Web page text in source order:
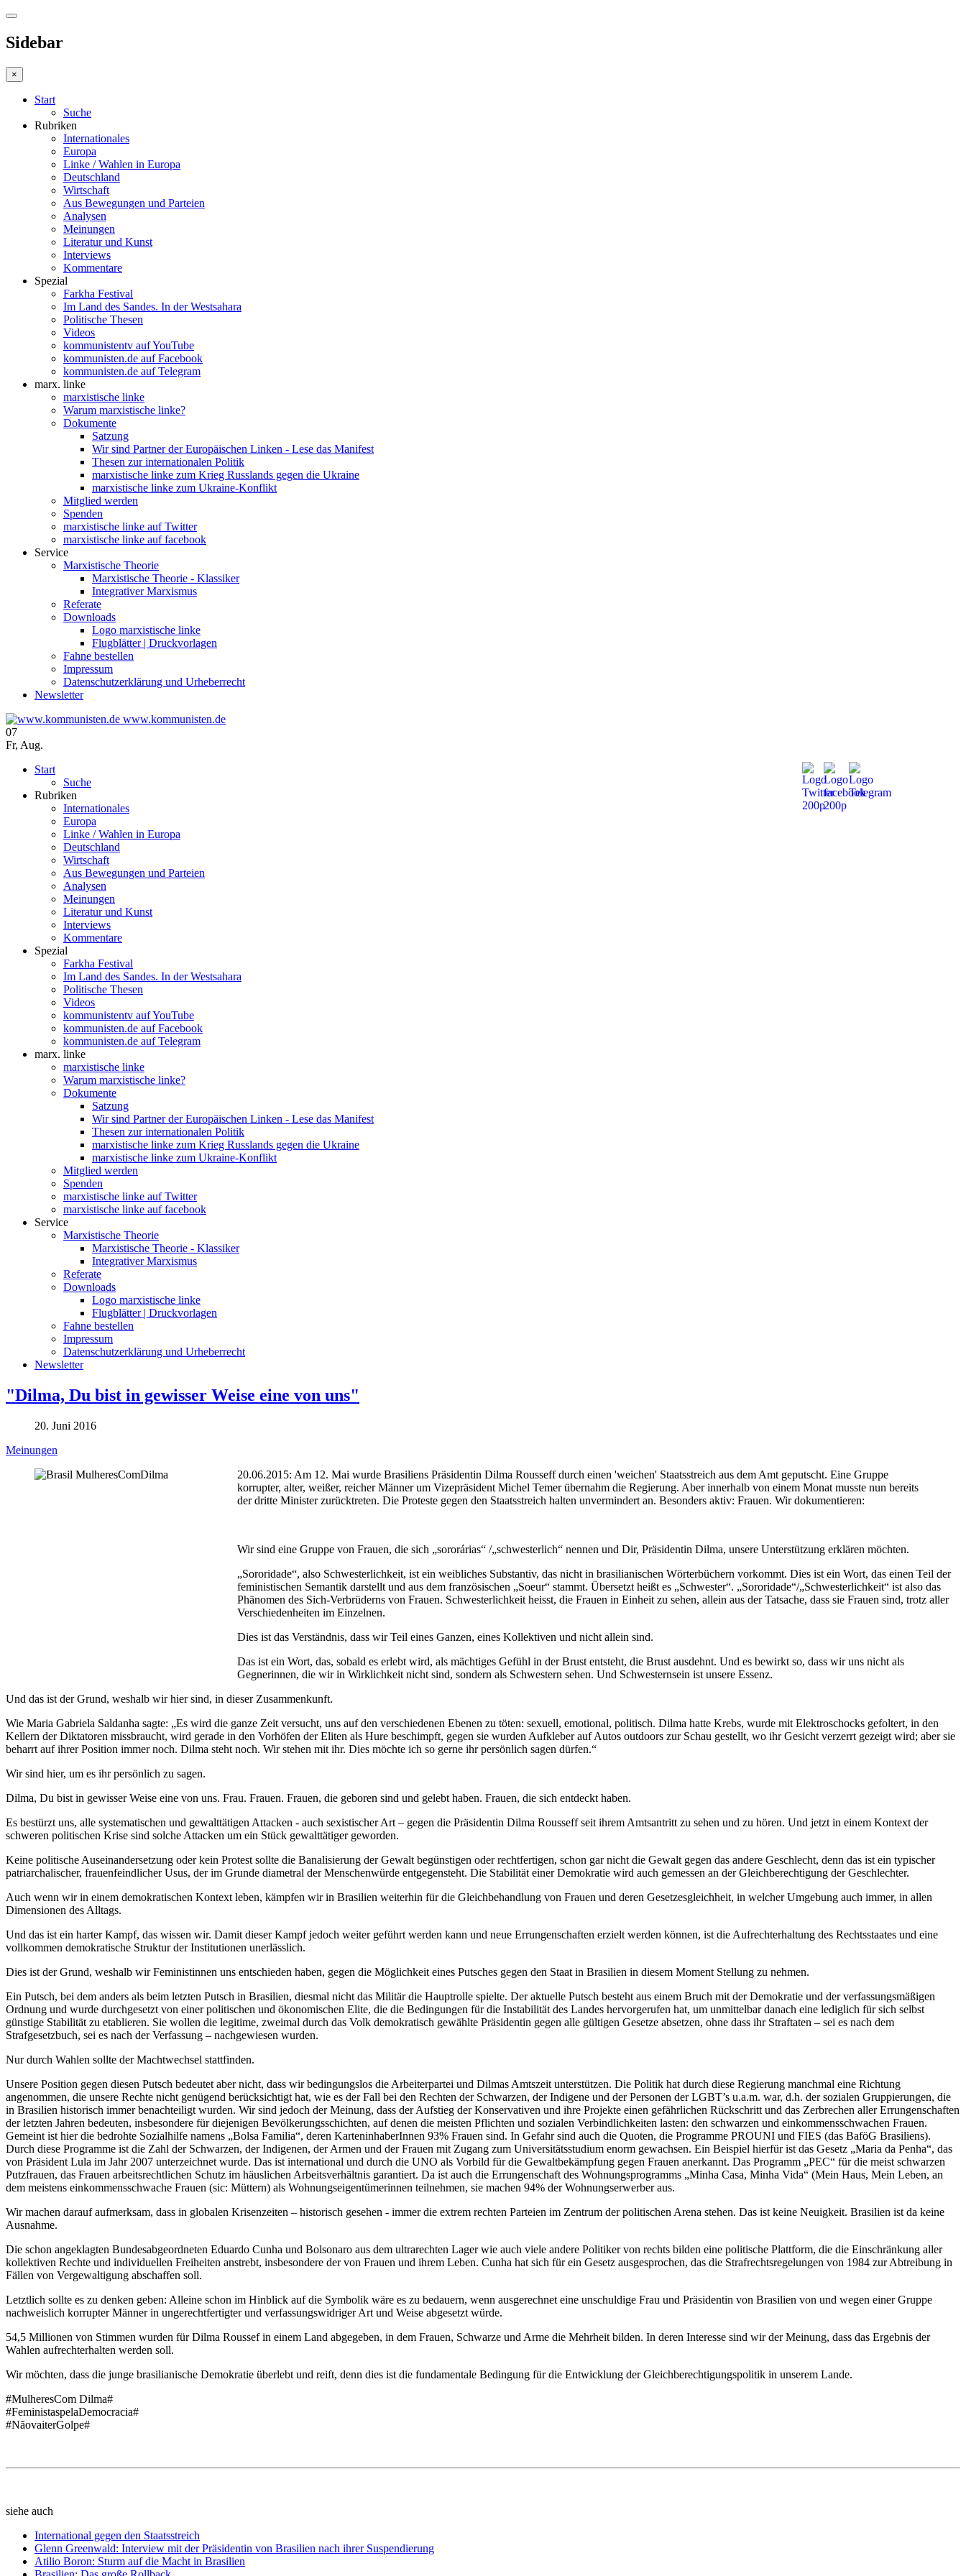
Sidebar
×
Start
Suche
Rubriken
Internationales
Europa
Linke / Wahlen in Europa
Deutschland
Wirtschaft
Aus Bewegungen und Parteien
Analysen
Meinungen
Literatur und Kunst
Interviews
Kommentare
Spezial
Farkha Festival
Im Land des Sandes. In der Westsahara
Politische Thesen
Videos
kommunistentv auf YouTube
kommunisten.de auf Facebook
kommunisten.de auf Telegram
marx. linke
marxistische linke
Warum marxistische linke?
Dokumente
Satzung
Wir sind Partner der Europäischen Linken - Lese das Manifest
Thesen zur internationalen Politik
marxistische linke zum Krieg Russlands gegen die Ukraine
marxistische linke zum Ukraine-Konflikt
Mitglied werden
Spenden
marxistische linke auf Twitter
marxistische linke auf facebook
Service
Marxistische Theorie
Marxistische Theorie - Klassiker
Integrativer Marxismus
Referate
Downloads
Logo marxistische linke
Flugblätter | Druckvorlagen
Fahne bestellen
Impressum
Datenschutzerklärung und Urheberrecht
Newsletter
www.kommunisten.de
07
Fr, Aug.
Start
Suche
Rubriken
Internationales
Europa
Linke / Wahlen in Europa
Deutschland
Wirtschaft
Aus Bewegungen und Parteien
Analysen
Meinungen
Literatur und Kunst
Interviews
Kommentare
Spezial
Farkha Festival
Im Land des Sandes. In der Westsahara
Politische Thesen
Videos
kommunistentv auf YouTube
kommunisten.de auf Facebook
kommunisten.de auf Telegram
marx. linke
marxistische linke
Warum marxistische linke?
Dokumente
Satzung
Wir sind Partner der Europäischen Linken - Lese das Manifest
Thesen zur internationalen Politik
marxistische linke zum Krieg Russlands gegen die Ukraine
marxistische linke zum Ukraine-Konflikt
Mitglied werden
Spenden
marxistische linke auf Twitter
marxistische linke auf facebook
Service
Marxistische Theorie
Marxistische Theorie - Klassiker
Integrativer Marxismus
Referate
Downloads
Logo marxistische linke
Flugblätter | Druckvorlagen
Fahne bestellen
Impressum
Datenschutzerklärung und Urheberrecht
Newsletter
"Dilma, Du bist in gewisser Weise eine von uns"
20. Juni 2016
Meinungen
20.06.2015: Am 12. Mai wurde Brasiliens Präsidentin Dilma Rousseff durch einen 'weichen' Staatsstreich aus dem Amt geputscht. Eine Gruppe
korrupter, alter, weißer, reicher Männer um Vizepräsident Michel Temer übernahm die Regierung. Aber innerhalb von einem Monat musste nun bereits
der dritte Minister zurücktreten. Die Proteste gegen den Staatsstreich halten unvermindert an. Besonders aktiv: Frauen. Wir dokumentieren:
Wir sind eine Gruppe von Frauen, die sich „sororárias“ /„schwesterlich“ nennen und Dir, Präsidentin Dilma, unsere Unterstützung erklären möchten.
„Sororidade“, also Schwesterlichkeit, ist ein weibliches Substantiv, das nicht in brasilianischen Wörterbüchern vorkommt. Dies ist ein Wort, das einen Teil der
feministischen Semantik darstellt und aus dem französischen „Soeur“ stammt. Übersetzt heißt es „Schwester“. „Sororidade“/„Schwesterlichkeit“ ist also das
Phänomen des Sich-Verbrüderns von Frauen. Schwesterlichkeit heisst, die Frauen in Einheit zu sehen, allein aus der Tatsache, dass sie Frauen sind, trotz aller
Verschiedenheiten im Einzelnen.
Dies ist das Verständnis, dass wir Teil eines Ganzen, eines Kollektiven und nicht allein sind.
Das ist ein Wort, das, sobald es erlebt wird, als mächtiges Gefühl in der Brust entsteht, die Brust ausdehnt. Und es bewirkt so, dass wir uns nicht als
Gegnerinnen, die wir in Wirklichkeit nicht sind, sondern als Schwestern sehen. Und Schwesternsein ist unsere Essenz.
Und das ist der Grund, weshalb wir hier sind, in dieser Zusammenkunft.
Wie Maria Gabriela Saldanha sagte: „Es wird die ganze Zeit versucht, uns auf den verschiedenen Ebenen zu töten: sexuell, emotional, politisch. Dilma hatte Krebs, wurde mit Elektroschocks gefoltert, in den
Kellern der Diktatoren missbraucht, wird gerade in den Vorhöfen der Eliten als Hure beschimpft, gegen sie wurden Aufkleber auf Autos outdoors zur Schau gestellt, wo ihr Gesicht verzerrt gezeigt wird; aber sie
beharrt auf ihrer Position immer noch. Dilma steht noch. Wir stehen mit ihr. Dies möchte ich so gerne ihr persönlich sagen dürfen.“
Wir sind hier, um es ihr persönlich zu sagen.
Dilma, Du bist in gewisser Weise eine von uns. Frau. Frauen. Frauen, die geboren sind und gelebt haben. Frauen, die sich entdeckt haben.
Es bestürzt uns, alle systematischen und gewalttätigen Attacken - auch sexistischer Art – gegen die Präsidentin Dilma Rousseff seit ihrem Amtsantritt zu sehen und zu hören. Und jetzt in einem Kontext der
schweren politischen Krise sind solche Attacken um ein Stück gewalttätiger geworden.
Keine politische Auseinandersetzung oder kein Protest sollte die Banalisierung der Gewalt begünstigen oder rechtfertigen, schon gar nicht die Gewalt gegen das andere Geschlecht, denn das ist ein typischer
patriarchalischer, frauenfeindlicher Usus, der im Grunde diametral der Menschenwürde entgegensteht. Die Stabilität einer Demokratie wird auch gemessen an der Gleichberechtigung der Geschlechter.
Auch wenn wir in einem demokratischen Kontext leben, kämpfen wir in Brasilien weiterhin für die Gleichbehandlung von Frauen und deren Gesetzesgleichheit, in welcher Umgebung auch immer, in allen
Dimensionen des Alltags.
Und das ist ein harter Kampf, das wissen wir. Damit dieser Kampf jedoch weiter geführt werden kann und neue Errungenschaften erzielt werden können, ist die Aufrechterhaltung des Rechtsstaates und eine
vollkommen demokratische Struktur der Institutionen unerlässlich.
Dies ist der Grund, weshalb wir Feministinnen uns entschieden haben, gegen die Möglichkeit eines Putsches gegen den Staat in Brasilien in diesem Moment Stellung zu nehmen.
Ein Putsch, bei dem anders als beim letzten Putsch in Brasilien, diesmal nicht das Militär die Hauptrolle spielte. Der aktuelle Putsch besteht aus einem Bruch mit der Demokratie und der verfassungsmäßigen
Ordnung und wurde durchgesetzt von einer politischen und ökonomischen Elite, die die Bedingungen für die Instabilität des Landes hervorgerufen hat, um unmittelbar danach eine lediglich für sich selbst
günstige Stabilität zu etablieren. Sie wollen die legitime, zweimal durch das Volk demokratisch gewählte Präsidentin gegen alle gültigen Gesetze absetzen, ohne dass ihr Straftaten – sei es nach dem
Strafgesetzbuch, sei es nach der Verfassung – nachgewiesen wurden.
Nur durch Wahlen sollte der Machtwechsel stattfinden.
Unsere Position gegen diesen Putsch bedeutet aber nicht, dass wir bedingungslos die Arbeiterpartei und Dilmas Amtszeit unterstützen. Die Politik hat durch diese Regierung manchmal eine Richtung
angenommen, die unsere Rechte nicht genügend berücksichtigt hat, wie es der Fall bei den Rechten der Schwarzen, der Indigene und der Personen der LGBT’s u.a.m. war, d.h. der sozialen Gruppierungen, die
in Brasilien historisch immer benachteiligt wurden. Wir sind jedoch der Meinung, dass der Aufstieg der Konservativen und ihre Projekte einen gefährlichen Rückschritt und das Zerbrechen aller Errungenschaften
der letzten Jahren bedeuten, insbesondere für diejenigen Bevölkerungsschichten, auf denen die meisten Pflichten und sozialen Verbindlichkeiten lasten: den schwarzen und einkommensschwachen Frauen.
Gemeint ist hier die bedrohte Sozialhilfe namens „Bolsa Familia“, deren KarteninhaberInnen 93% Frauen sind. In Gefahr sind auch die Quoten, die Programme PROUNI und FIES (das BaföG Brasiliens).
Durch diese Programme ist die Zahl der Schwarzen, der Indigenen, der Armen und der Frauen mit Zugang zum Universitätsstudium enorm gewachsen. Ein Beispiel hierfür ist das Gesetz „Maria da Penha“, das
von Präsident Lula im Jahr 2007 unterzeichnet wurde. Das ist international und durch die UNO als Vorbild für die Gewaltbekämpfung gegen Frauen anerkannt. Das Programm „PEC“ für die meist schwarzen
Putzfrauen, das Frauen arbeitsrechtlichen Schutz im häuslichen Arbeitsverhältnis garantiert. Da ist auch die Errungenschaft des Wohnungsprogramms „Minha Casa, Minha Vida“ (Mein Haus, Mein Leben, an
dem meistens einkommensschwache Frauen (sic: Müttern) als Wohnungseigentümerinnen teilnehmen, sie machen 94% der Wohnungserwerber aus.
Wir machen darauf aufmerksam, dass in globalen Krisenzeiten – historisch gesehen - immer die extrem rechten Parteien im Zentrum der politischen Arena stehen. Das ist keine Neuigkeit. Brasilien ist da keine
Ausnahme.
Die schon angeklagten Bundesabgeordneten Eduardo Cunha und Bolsonaro aus dem ultrarechten Lager wie auch viele andere Politiker von rechts bilden eine politische Plattform, die die Einschränkung aller
kollektiven Rechte und individuellen Freiheiten anstrebt, insbesondere der von Frauen und ihrem Leben. Cunha hat sich für ein Gesetz ausgesprochen, das die Strafrechtsregelungen von 1984 zur Abtreibung in
Fällen von Vergewaltigung abschaffen soll.
Letztlich sollte es zu denken geben: Alleine schon im Hinblick auf die Symbolik wäre es zu bedauern, wenn ausgerechnet eine unschuldige Frau und Präsidentin von Brasilien von und wegen einer Gruppe
nachweislich korrupter Männer in ungerechtfertigter und verfassungswidriger Art und Weise abgesetzt würde.
54,5 Millionen von Stimmen wurden für Dilma Roussef in einem Land abgegeben, in dem Frauen, Schwarze und Arme die Mehrheit bilden. In deren Interesse sind wir der Meinung, dass das Ergebnis der
Wahlen aufrechterhalten werden soll.
Wir möchten, dass die junge brasilianische Demokratie überlebt und reift, denn dies ist die fundamentale Bedingung für die Entwicklung der Gleichberechtigungspolitik in unserem Lande.
#MulheresCom Dilma#
#FeministaspelaDemocracia#
#NãovaiterGolpe#
siehe auch
International gegen den Staatsstreich
Glenn Greenwald: Interview mit der Präsidentin von Brasilien nach ihrer Suspendierung
Atilio Boron: Sturm auf die Macht in Brasilien